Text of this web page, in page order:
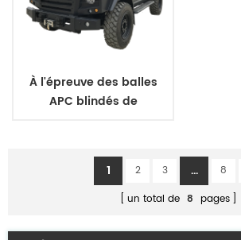
À l'épreuve des balles
APC blindés de
1 2 3 ...
8
un total de 8 pages